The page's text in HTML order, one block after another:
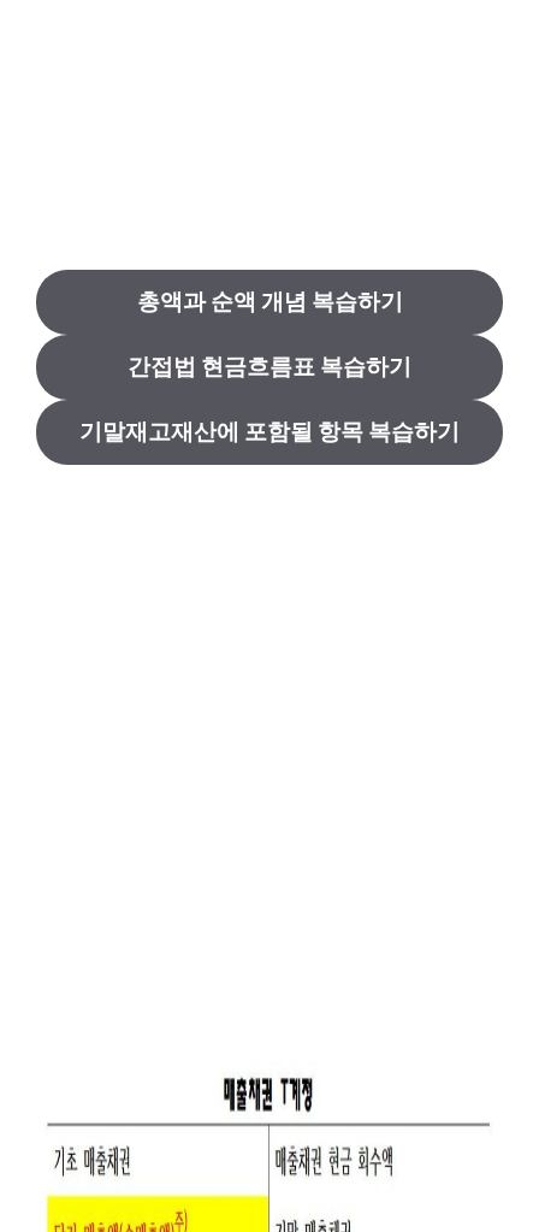
총액과 순액 개념 복습하기
간접법 현금흐름표 복습하기
기말재고재산에 포함될 항목 복습하기